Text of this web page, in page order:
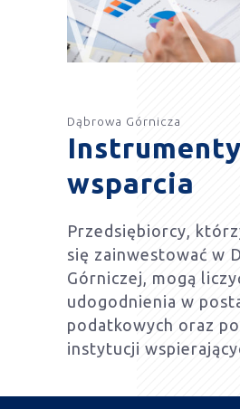
Dąbrowa Górnicza
Instrumenty
wsparcia
Przedsiębiorcy,
się zainwestować w
Górniczej, mogą
udogodnienia w
podatkowych oraz
instytucji